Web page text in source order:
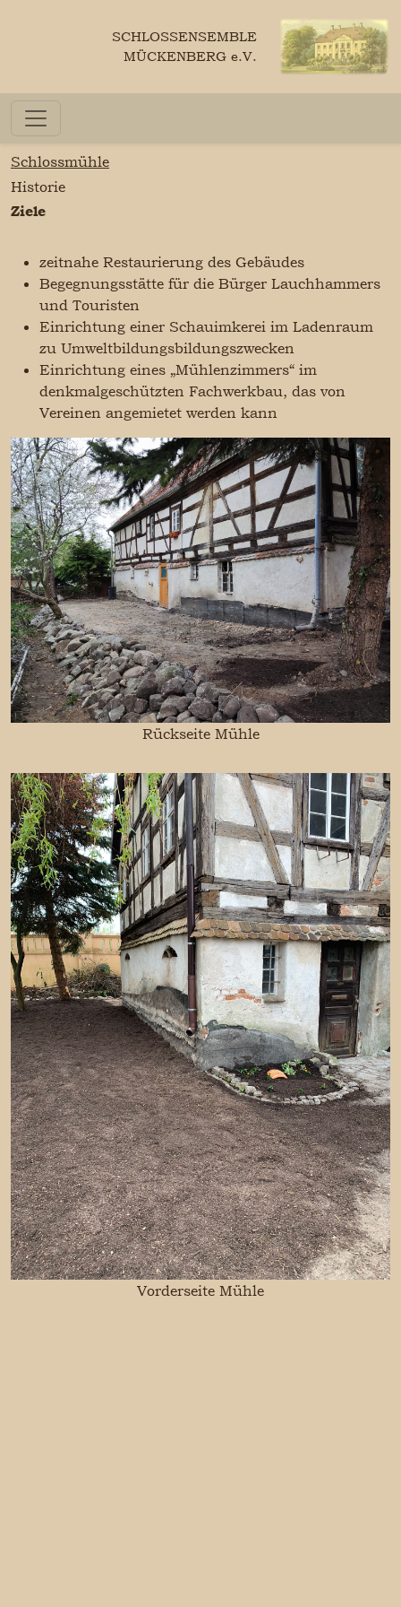
SCHLOSSENSEMBLE
MÜCKENBERG e.V.
Schlossmühle
Historie
Ziele
zeitnahe Restaurierung des Gebäudes
Begegnungsstätte für die Bürger Lauchhammers
und Touristen
Einrichtung einer Schauimkerei im Ladenraum
zu Umweltbildungsbildungszwecken
Einrichtung eines „Mühlenzimmers“ im
denkmalgeschützten Fachwerkbau, das von
Vereinen angemietet werden kann
Rückseite Mühle
Vorderseite Mühle